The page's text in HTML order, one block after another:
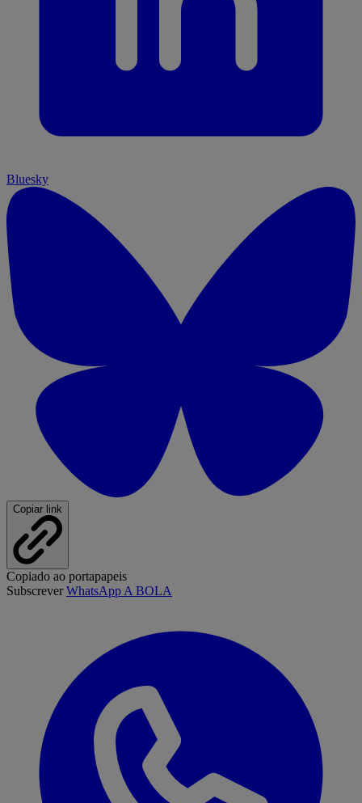
Bluesky
Copiar link
Copiado ao portapapeis
SubscreverWhatsApp A BOLA